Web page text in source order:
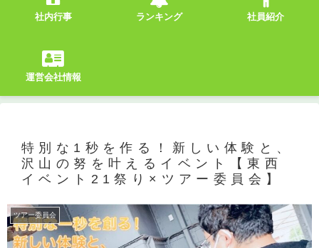
社内行事 ランキング 社員紹介
運営会社情報
特別な1秒を作る！新しい体験と、
沢山の努を叶えるイベント【東西
イベント21祭り×ツアー委員会】
ツアー委員会